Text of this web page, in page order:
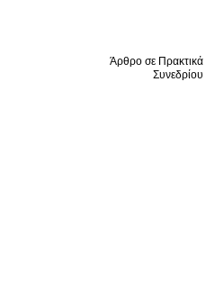
Άρθρο σε Πρακτικά
Συνεδρίου